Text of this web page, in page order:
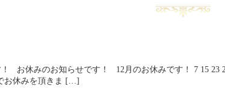
お休みのお知らせです！ 12月のお休みです！ 7 15
お休みを頂きま […]